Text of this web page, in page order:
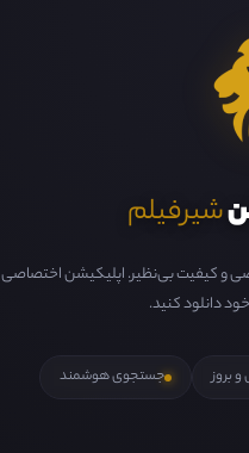
شیرفیلم
و کیفیت بی‌نظیر. اپلیکیشن اختصاصی
خود دانلود کنید.
و بروز جستجوی هوشمند